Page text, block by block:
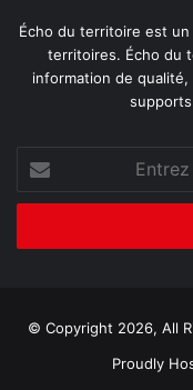
Écho du territoire est
territoires. Écho du
information de
votre
adresse
© Copyright 2026, All
Proudly